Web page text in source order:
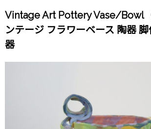
Vintage Art Pottery Vase/Bowl
ンテージ フラワーベース 陶器
器